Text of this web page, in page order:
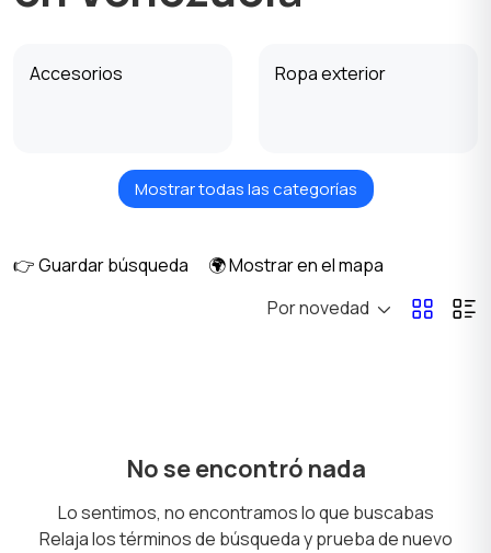
Accesorios Ropa exterior
Gorras y Sombreros Ropa de casa
Mostrar todas las categorías
👉 Guardar búsqueda
🌍 Mostrar en el mapa
Por novedad
No se encontró nada
Lo sentimos, no encontramos lo que buscabas
Relaja los términos de búsqueda y prueba de nuevo